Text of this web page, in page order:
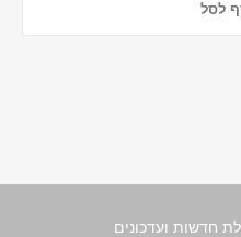
לסל
חדשות ועדכונים